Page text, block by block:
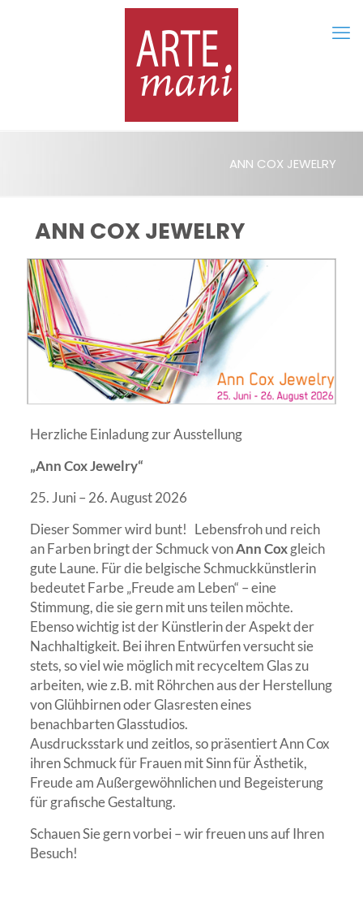
ANN COX JEWELRY
ANN COX JEWELRY
Herzliche Einladung zur Ausstellung
„Ann Cox Jewelry“
25. Juni – 26. August 2026
Dieser Sommer wird bunt! Lebensfroh und reich
an Farben bringt der Schmuck vonAnnCoxgleich
gute Laune. Für die belgische Schmuckkünstlerin
bedeutet Farbe „Freude am Leben“ – eine
Stimmung, die sie gern mit uns teilen möchte.
Ebenso wichtig ist der Künstlerin der Aspekt der
Nachhaltigkeit. Bei ihren Entwürfen versucht sie
stets, so viel wie möglich mit recyceltem Glas zu
arbeiten, wie z.B. mit Röhrchen aus der Herstellung
von Glühbirnen oder Glasresten eines
benachbarten Glasstudios.
Ausdrucksstark und zeitlos, so präsentiert Ann Cox
ihren Schmuck für Frauen mit Sinn für Ästhetik,
Freude am Außergewöhnlichen und Begeisterung
für grafische Gestaltung.
Schauen Sie gern vorbei – wir freuen uns auf Ihren
Besuch!